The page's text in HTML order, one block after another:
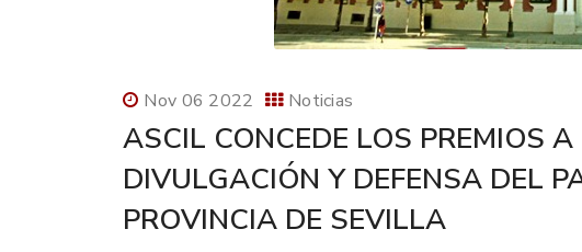
Nov 06 2022 Noticias
ASCIL CONCEDE LOS PREMIOS
DIVULGACIÓN Y DEFENSA DEL
PROVINCIA DE SEVILLA